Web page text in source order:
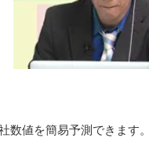
数値を簡易予測できます